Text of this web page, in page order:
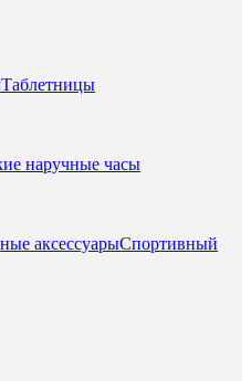
Таблетницы
наручные часы
аксессуарыСпортивный